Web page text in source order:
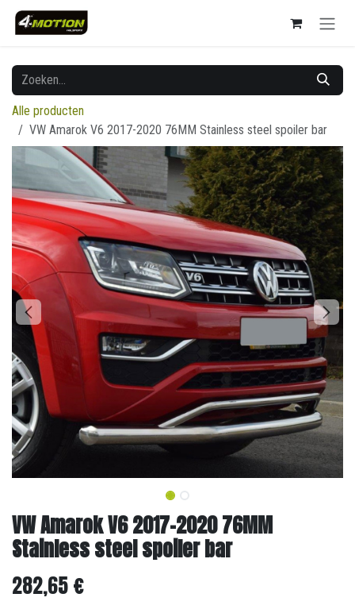
Overslaan naar inhoud
Alle producten
VW Amarok V6 2017-2020 76MM Stainless steel spoiler bar
VW Amarok V6 2017-2020 76MM
Stainless steel spoiler bar
282,65€